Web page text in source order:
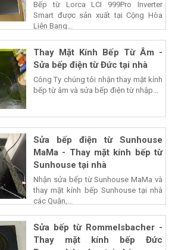
Bếp từ Lorca LCI 999Pro Inverter
Smart được sản xuất tại Cộng Hòa
Liên Bang...
Thay Mặt Kính Bếp Từ Âm -
Sửa bếp điện từ Đức tại nhà
Công Ty chúng tôi nhận thay mặt kính
bếp từ âm và sửa bếp điện từ nhập...
Sửa bếp điện từ Sunhouse
MaMa - Thay mặt kính bếp từ
Sunhouse tại nhà
Nhận sửa bếp từ Sunhouse MaMa và
thay mặt kính bếp Sunhouse tại nhà
các Quận,...
Sửa bếp từ Rommelsbacher -
Thay mặt kính bếp Đức